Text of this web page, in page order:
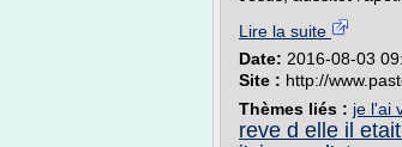
Lire la suite
Date: 2016-08-03
Site : http://
Thèmes liés : je l'ai
reve d elle il